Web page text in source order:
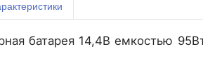
батарея 14,4В емкостью